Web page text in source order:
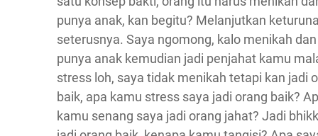
punya anak, kan begitu? Melanjutkan
seterusnya. Saya ngomong, kalo menikah dan
punya anak kemudian jadi penjahat kamu
stress loh, saya tidak menikah tetapi kan jadi
baik, apa kamu stress saya jadi orang baik?
kamu senang saya jadi orang jahat? Jadi